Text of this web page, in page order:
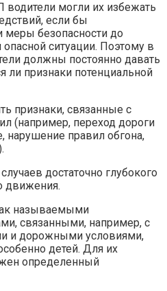
могли их избежать
если бы
меры безопасности до
ситуации. Поэтому в
должны постоянно давать
ли признаки потенциальной
признаки, связанные с
(например, переход дороги
нарушение правил обгона,
достаточно глубокого
движения.
называемыми
связанными, например, с
и дорожными условиями,
детей. Для их
определенный